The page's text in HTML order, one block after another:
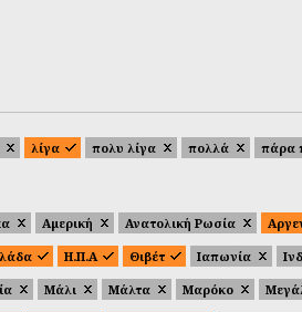
λίγα πολυ λίγα πολλά πάρα
Αμερική Ανατολική Ρωσία
Η.Π.Α Θιβέτ Ιαπωνία
Μάλι Μάλτα Μαρόκο